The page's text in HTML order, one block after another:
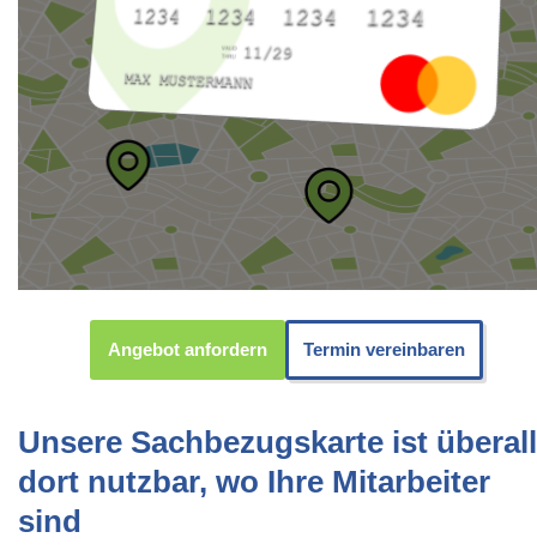
Angebot anfordern Termin vereinbaren
Unsere Sachbezugskarte ist überall
dort nutzbar, wo Ihre Mitarbeiter
sind